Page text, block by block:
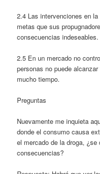
2.4 Las intervenciones en
metas que sus
consecuencias indeseables.
2.5 En un mercado no
personas no puede
mucho tiempo.
Preguntas
Nuevamente me inquieta
donde el consumo causa
el mercado de la droga,
consecuencias?